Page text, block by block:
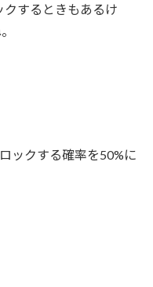
するときもあるけ
ックする確率を50%に